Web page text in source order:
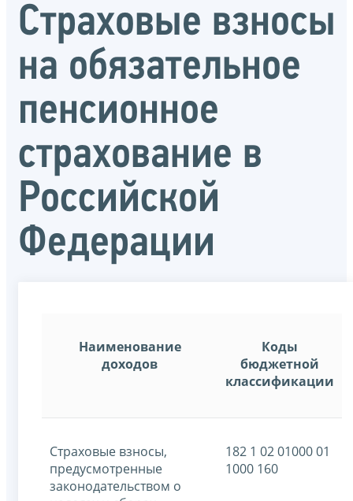
Страховые взносы
на обязательное
пенсионное
страхование в
Российской
Федерации
Наименование
доходов
Коды
бюджетной
классификации
Страховые взносы,
предусмотренные
законодательством о
182 1 02 01000 01
1000 160